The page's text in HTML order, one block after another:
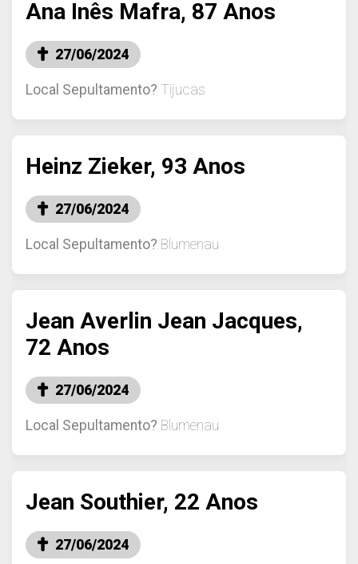
Ana Inês Mafra, 87 Anos
27/06/2024
Local Sepultamento? Tijucas
Heinz Zieker, 93 Anos
27/06/2024
Local Sepultamento? Blumenau
Jean Averlin Jean Jacques,
72 Anos
27/06/2024
Local Sepultamento? Blumenau
Jean Southier, 22 Anos
27/06/2024